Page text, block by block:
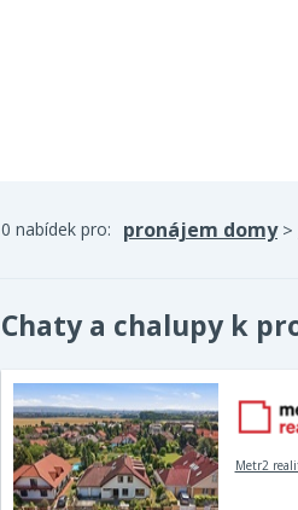
0 nabídek pro: pronájem domy>
Chaty a chalupy k
Metr2